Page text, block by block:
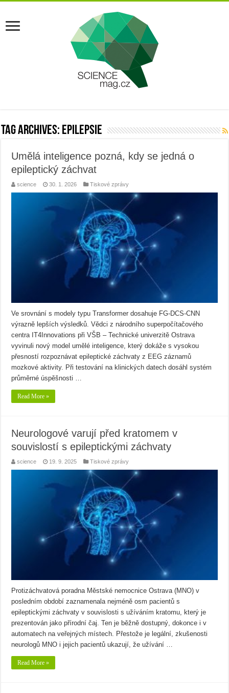
Tag Archives: epilepsie
Umělá inteligence pozná, kdy se jedná o
epileptický záchvat
science 30. 1. 2026 Tiskové zprávy
Ve srovnání s modely typu Transformer dosahuje FG-DCS-CNN
výrazně lepších výsledků. Vědci z národního superpočítačového
centra IT4Innovations při VŠB – Technické univerzitě Ostrava
vyvinuli nový model umělé inteligence, který dokáže s vysokou
přesností rozpoznávat epileptické záchvaty z EEG záznamů
mozkové aktivity. Při testování na klinických datech dosáhl systém
průměrné úspěšnosti …
Read More »
Neurologové varují před kratomem v
souvislostí s epileptickými záchvaty
science 19. 9. 2025 Tiskové zprávy
Protizáchvatová poradna Městské nemocnice Ostrava (MNO) v
posledním období zaznamenala nejméně osm pacientů s
epileptickými záchvaty v souvislosti s užíváním kratomu, který je
prezentován jako přírodní čaj. Ten je běžně dostupný, dokonce i v
automatech na veřejných místech. Přestože je legální, zkušenosti
neurologů MNO i jejich pacientů ukazují, že užívání …
Read More »